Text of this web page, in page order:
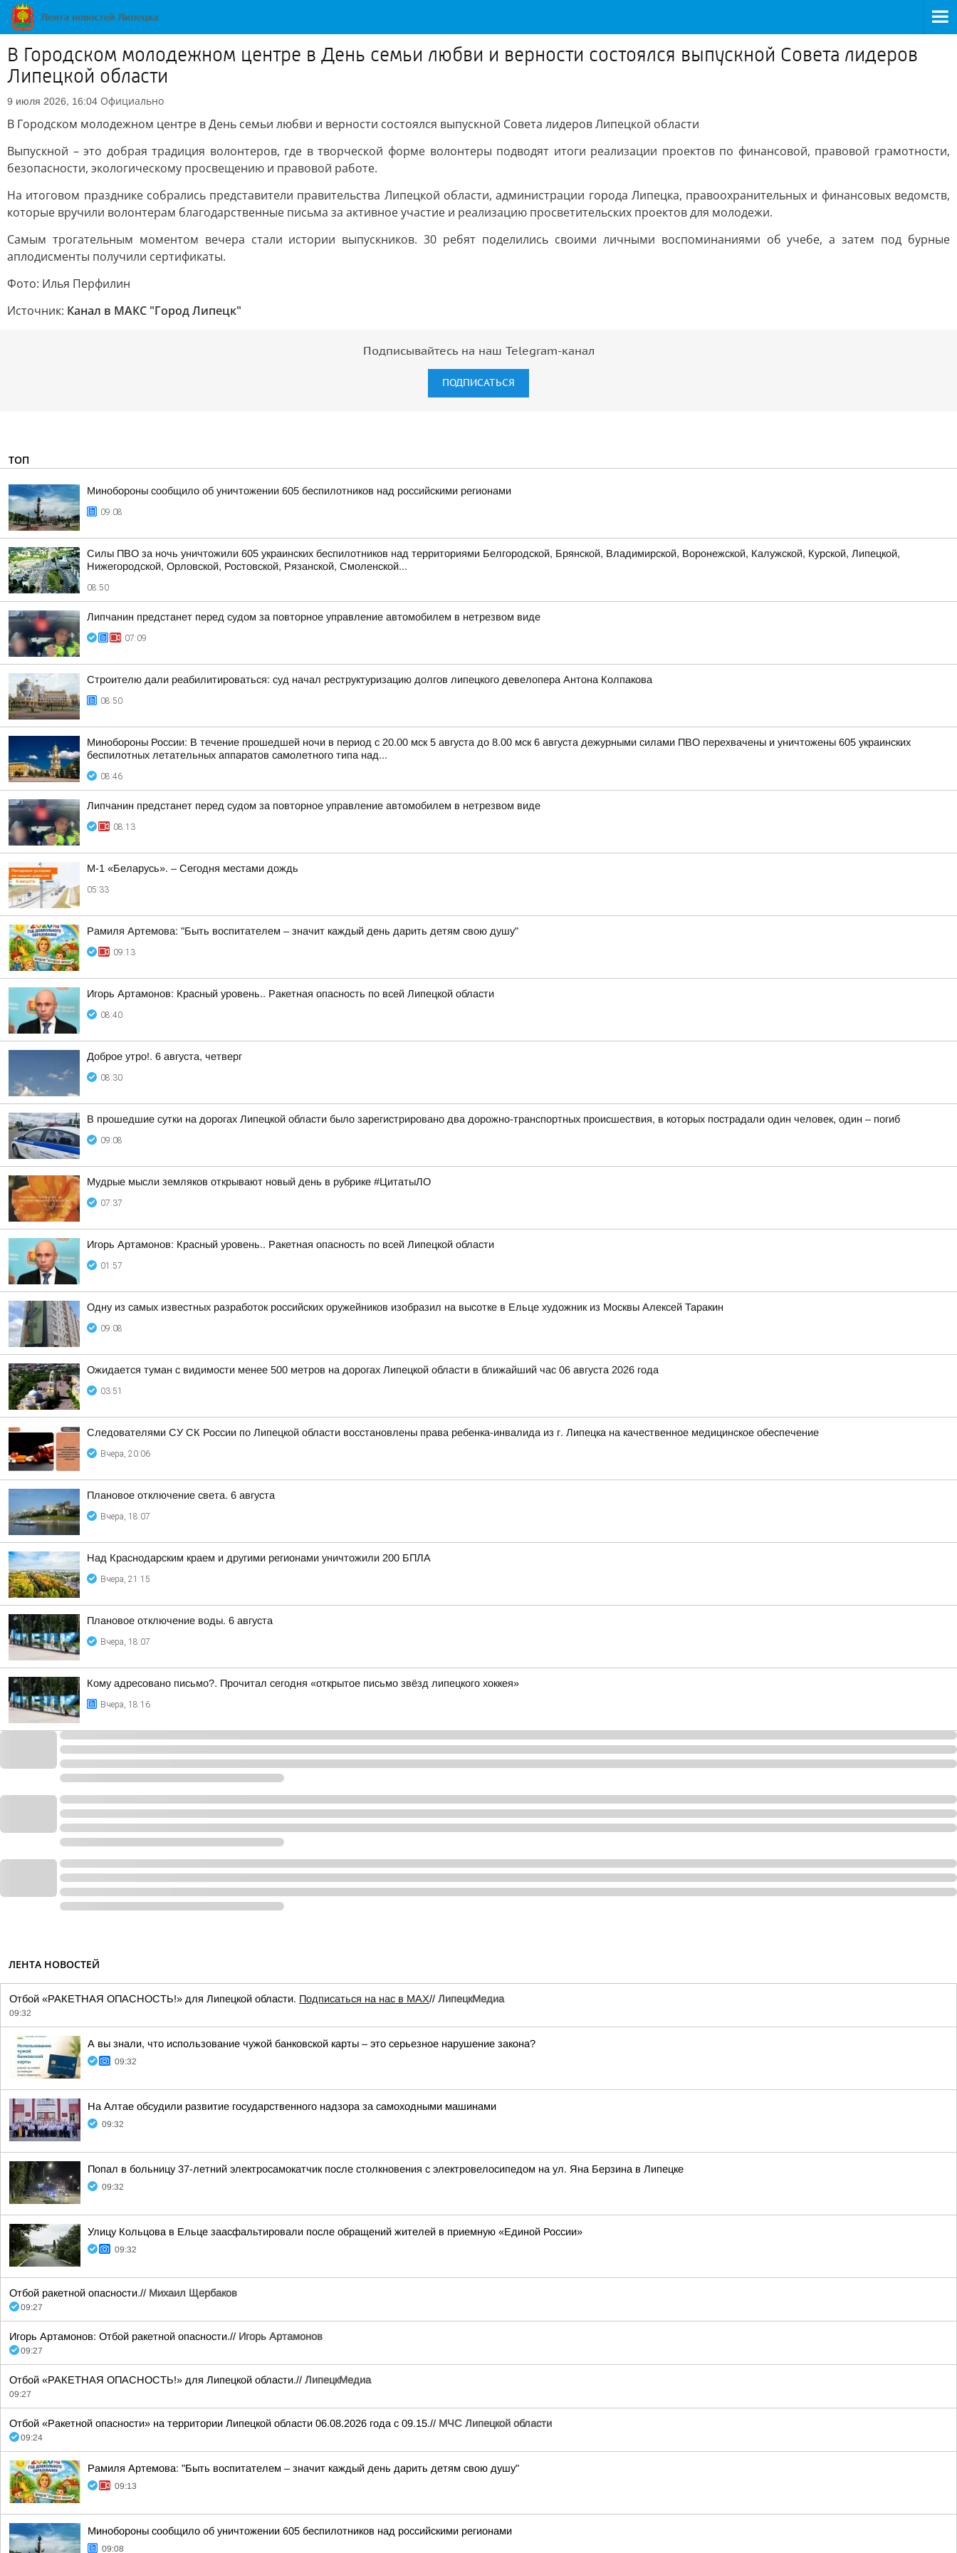
В Городском молодежном центре в День семьи любви и верности состоялся выпускной Совета лидеров
Липецкой области
9 июля 2026, 16:04 Официально
В Городском молодежном центре в День семьи любви и верности состоялся выпускной Совета лидеров Липецкой области
Выпускной – это добрая традиция волонтеров, где в творческой форме волонтеры подводят итоги реализации проектов по финансовой, правовой грамотности,
безопасности, экологическому просвещению и правовой работе.
На итоговом празднике собрались представители правительства Липецкой области, администрации города Липецка, правоохранительных и финансовых ведомств,
которые вручили волонтерам благодарственные письма за активное участие и реализацию просветительских проектов для молодежи.
Самым трогательным моментом вечера стали истории выпускников. 30 ребят поделились своими личными воспоминаниями об учебе, а затем под бурные
аплодисменты получили сертификаты.
Фото: Илья Перфилин
Источник: Канал в МАКС "Город Липецк"
Подписывайтесь на наш Telegram-канал
ПОДПИСАТЬСЯ
ТОП
Минобороны сообщило об уничтожении 605 беспилотников над российскими регионами
09:08
Силы ПВО за ночь уничтожили 605 украинских беспилотников над территориями Белгородской, Брянской, Владимирской, Воронежской, Калужской, Курской, Липецкой,
Нижегородской, Орловской, Ростовской, Рязанской, Смоленской...
08:50
Липчанин предстанет перед судом за повторное управление автомобилем в нетрезвом виде
07:09
Строителю дали реабилитироваться: суд начал реструктуризацию долгов липецкого девелопера Антона Колпакова
08:50
Минобороны России: В течение прошедшей ночи в период с 20.00 мск 5 августа до 8.00 мск 6 августа дежурными силами ПВО перехвачены и уничтожены 605 украинских
беспилотных летательных аппаратов самолетного типа над...
08:46
Липчанин предстанет перед судом за повторное управление автомобилем в нетрезвом виде
08:13
М-1 «Беларусь». – Сегодня местами дождь
05:33
Рамиля Артемова: "Быть воспитателем – значит каждый день дарить детям свою душу"
09:13
Игорь Артамонов: Красный уровень.. Ракетная опасность по всей Липецкой области
08:40
Доброе утро!. 6 августа, четверг
08:30
В прошедшие сутки на дорогах Липецкой области было зарегистрировано два дорожно-транспортных происшествия, в которых пострадали один человек, один – погиб
09:08
Мудрые мысли земляков открывают новый день в рубрике #ЦитатыЛО
07:37
Игорь Артамонов: Красный уровень.. Ракетная опасность по всей Липецкой области
01:57
Одну из самых известных разработок российских оружейников изобразил на высотке в Ельце художник из Москвы Алексей Таракин
09:08
Ожидается туман с видимости менее 500 метров на дорогах Липецкой области в ближайший час 06 августа 2026 года
03:51
Следователями СУ СК России по Липецкой области восстановлены права ребенка-инвалида из г. Липецка на качественное медицинское обеспечение
Вчера, 20:06
Плановое отключение света. 6 августа
Вчера, 18:07
Над Краснодарским краем и другими регионами уничтожили 200 БПЛА
Вчера, 21:15
Плановое отключение воды. 6 августа
Вчера, 18:07
Кому адресовано письмо?. Прочитал сегодня «открытое письмо звёзд липецкого хоккея»
Вчера, 18:16
ЛЕНТА НОВОСТЕЙ
Отбой «РАКЕТНАЯ ОПАСНОСТЬ!» для Липецкой области. Подписаться на нас в МАХ// ЛипецкМедиа
09:32
А вы знали, что использование чужой банковской карты – это серьезное нарушение закона?
09:32
На Алтае обсудили развитие государственного надзора за самоходными машинами
09:32
Попал в больницу 37-летний электросамокатчик после столкновения с электровелосипедом на ул. Яна Берзина в Липецке
09:32
Улицу Кольцова в Ельце заасфальтировали после обращений жителей в приемную «Единой России»
09:32
Отбой ракетной опасности.// Михаил Щербаков
09:27
Игорь Артамонов: Отбой ракетной опасности.// Игорь Артамонов
09:27
Отбой «РАКЕТНАЯ ОПАСНОСТЬ!» для Липецкой области.// ЛипецкМедиа
09:27
Отбой «Ракетной опасности» на территории Липецкой области 06.08.2026 года с 09.15.// МЧС Липецкой области
09:24
Рамиля Артемова: "Быть воспитателем – значит каждый день дарить детям свою душу"
09:13
Минобороны сообщило об уничтожении 605 беспилотников над российскими регионами
09:08